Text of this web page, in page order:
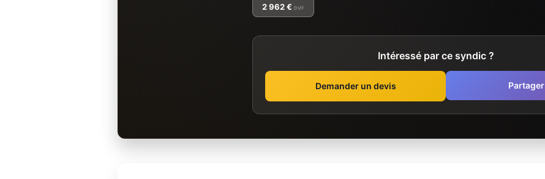
2 962 € DVF
Intéressé par ce syndic ?
Demander un devis Partager